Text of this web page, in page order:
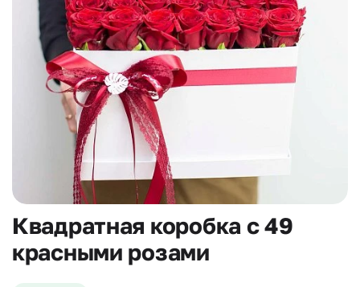
Квадратная коробка с 49
красными розами